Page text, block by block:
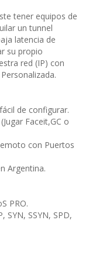
tener equipos de
un tunnel
latencia de
su propio
red (IP) con
de configurar.
Faceit,GC o
con Puertos
Argentina.
PRO.
SYN, SSYN, SPD,